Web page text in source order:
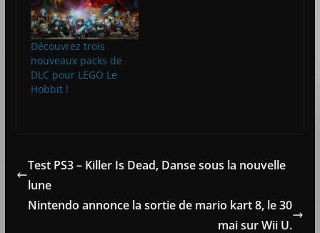
Découvrez trois
nouveaux packs de
DLC pour LEGO Le
Hobbit !
Test PS3 – Killer Is Dead, Danse sous la nouvelle
lune
Nintendo annonce la sortie de mario kart 8, le 30
mai sur Wii U.